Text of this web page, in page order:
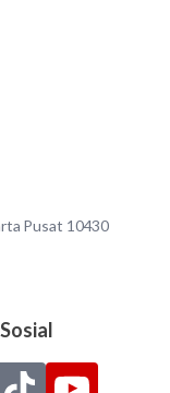
Pusat 10430